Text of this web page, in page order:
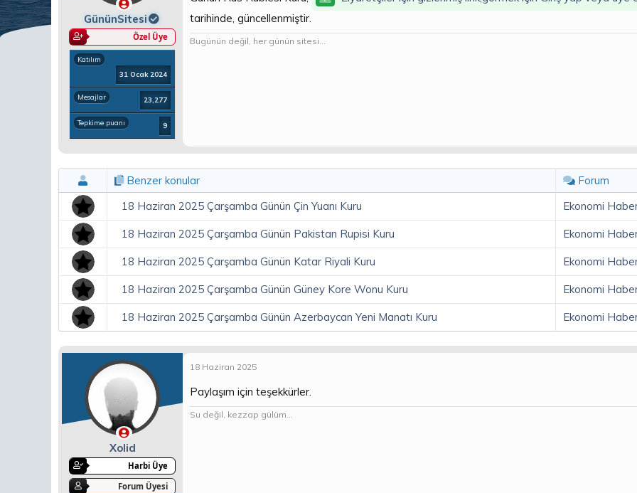
l
a
t
a
r
h
GününSitesi
Özel Üye
Katılım
31 Ocak 2024
Mesajlar 23,277
Tepkime puanı 9
tarihinde, güncellenmiştir.
Bugünün değil, her günün sitesi...
Benzer konular
Forum
18 Haziran 2025 Çarşamba Günün Çin Yuanı Kuru
Ekonomi
18 Haziran 2025 Çarşamba Günün Pakistan Rupisi Kuru Ekonomi
18 Haziran 2025 Çarşamba Günün Katar Riyali Kuru Ekonomi
18 Haziran 2025 Çarşamba Günün Güney Kore Wonu Kuru Ekonomi
18 Haziran 2025 Çarşamba Günün Azerbaycan Yeni Manatı Kuru Ekonomi
Xolid
Harbi Üye
Forum Üyesi
18 Haziran 2025
Paylaşım için teşekkürler.
Su değil, kezzap gülüm...